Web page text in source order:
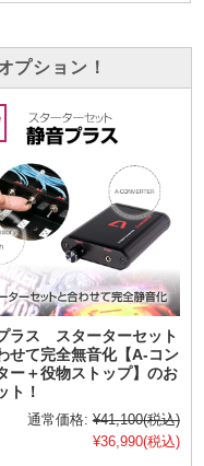
プション！
ラス スターターセット
せて完全無音化【A-コン
ー＋役物ストップ】のお
ト！
通常価格: ¥41,100(税込)
¥36,990(税込)